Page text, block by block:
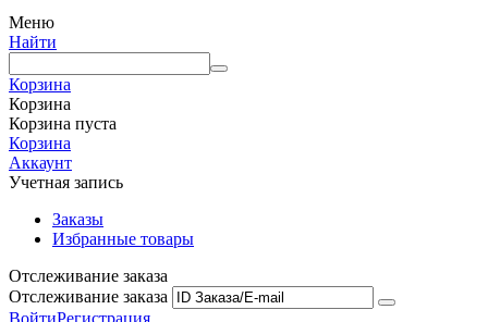
Меню
Найти
Корзина
Корзина
Корзина пуста
Корзина
Аккаунт
Учетная запись
Заказы
Избранные товары
Отслеживание заказа
Отслеживание заказа